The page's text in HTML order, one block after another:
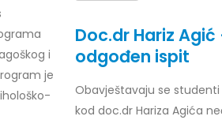
i
je
Doc.dr Hariz Agić
odgođen ispit
Obavještavaju se studenti
kod doc.dr Hariza Agića